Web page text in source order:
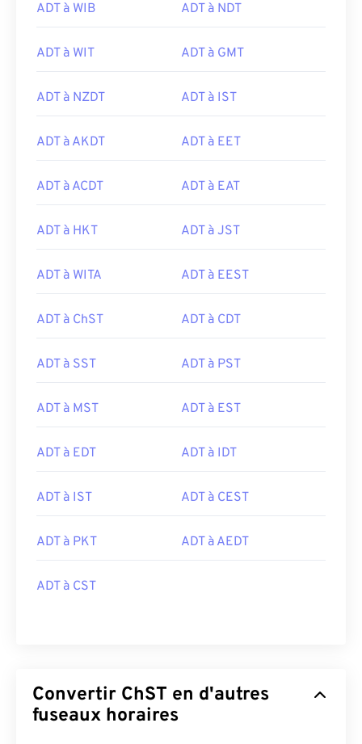
ADT à WIB ADT à NDT
ADT à WIT ADT à GMT
ADT à NZDT ADT à IST
ADT à AKDT ADT à EET
ADT à ACDT ADT à EAT
ADT à HKT ADT à JST
ADT à WITA ADT à EEST
ADT à ChST ADT à CDT
ADT à SST ADT à PST
ADT à MST ADT à EST
ADT à EDT ADT à IDT
ADT à IST ADT à CEST
ADT à PKT ADT à AEDT
ADT à CST
Convertir ChST en d'autres
fuseaux horaires